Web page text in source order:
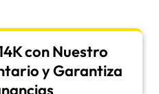
con Nuestro
y Garantiza